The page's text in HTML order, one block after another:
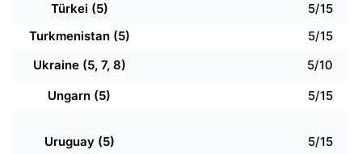
Türkei (5)
5/15
Turkmenistan (5)
5/15
Ukraine (5, 7, 8)
5/10
Ungarn (5)
5/15
Uruguay (5) 5/15